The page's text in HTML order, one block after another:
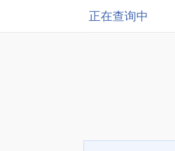
正在查询中